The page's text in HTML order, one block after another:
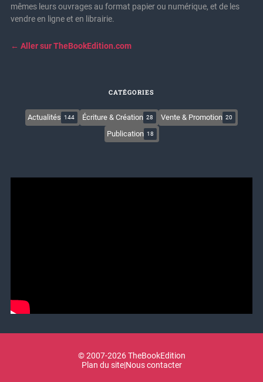
mêmes leurs ouvrages au format papier ou numérique, et de les
vendre en ligne et en librairie.
← Aller sur TheBookEdition.com
CATÉGORIES
Actualités 144 Écriture & Création 28 Vente & Promotion 20
Publication 18
© 2007-2026 TheBookEdition
Plan du site|Nous contacter